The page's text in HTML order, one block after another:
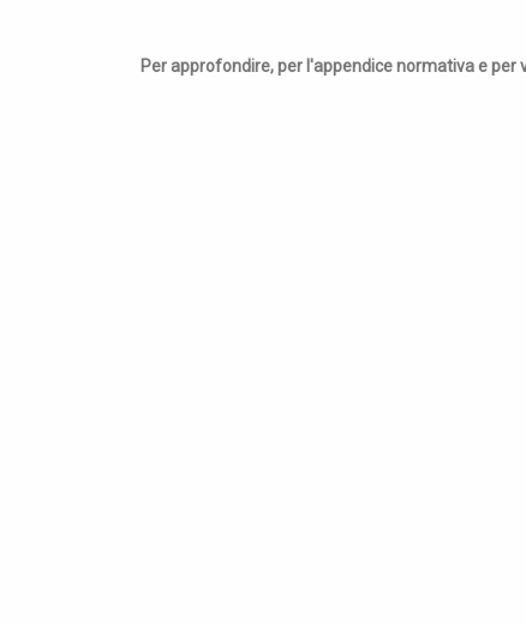
Per approfondire, per l'appendice normativa e